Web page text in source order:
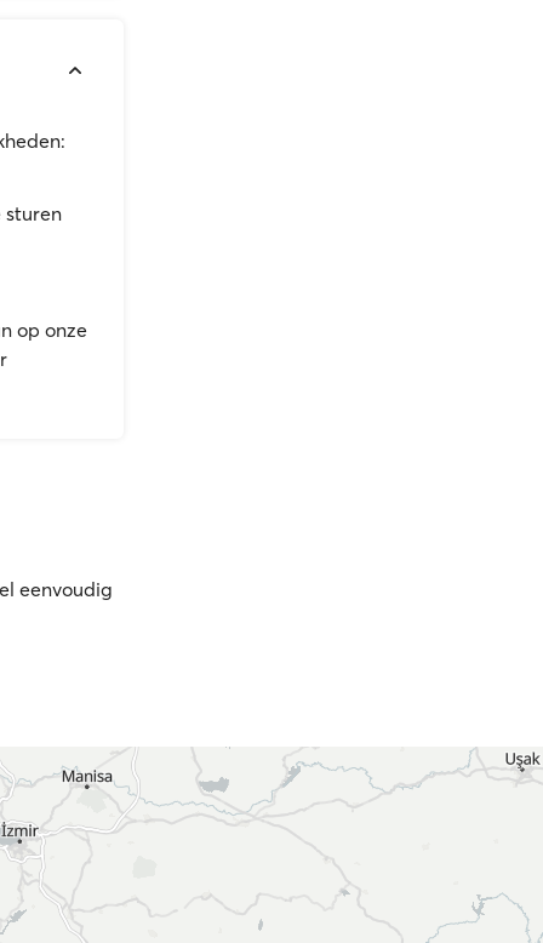
sturen
op onze
eenvoudig